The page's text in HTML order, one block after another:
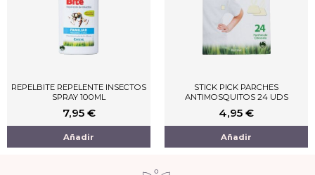
REPELBITE REPELENTE INSECTOS
SPRAY 100ML
7,95 €
Añadir
STICK PICK PARCHES
ANTIMOSQUITOS 24 UDS
4,95 €
Añadir